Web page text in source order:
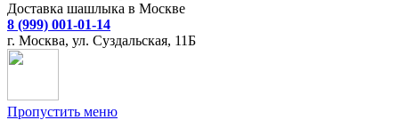
Доставка шашлыка в Москве
8 (999) 001-01-14
г. Москва, ул. Суздальская, 11Б
Пропустить меню